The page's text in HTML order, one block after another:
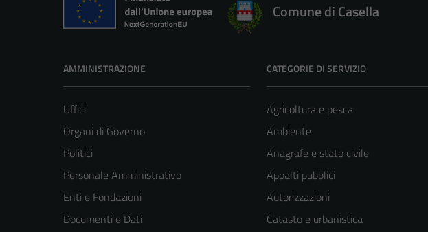
Comune di Casella
AMMINISTRAZIONE
Uffici
Organi di Governo
Politici
Personale Amministrativo
Enti e Fondazioni
Documenti e Dati
CATEGORIE DI SERVIZIO
Agricoltura e pesca
Ambiente
Anagrafe e stato civile
Appalti pubblici
Autorizzazioni
Catasto e urbanistica